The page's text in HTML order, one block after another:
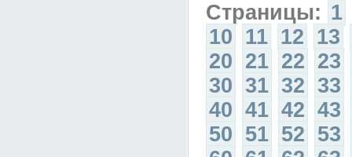
Страницы: 1
10 11 12 13
20 21 22 23
30 31 32 33
40 41 42 43
50 51 52 53